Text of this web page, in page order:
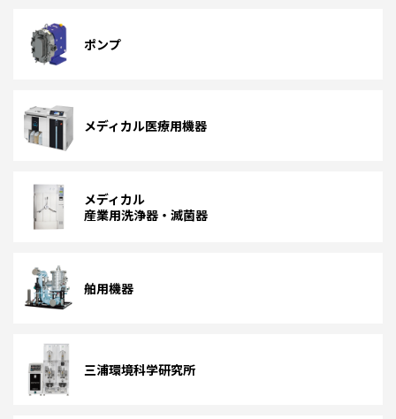
ポンプ
メディカル医療用機器
メディカル
産業用洗浄器・滅菌器
舶用機器
三浦環境科学研究所